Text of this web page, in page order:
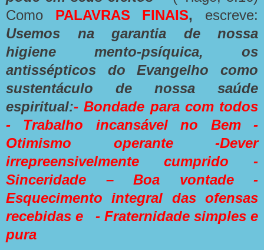
Como PALAVRAS FINAIS, escreve:
Usemos na garantia de nossa
higiene mento-psíquica, os
antissépticos do Evangelho como
sustentáculo de nossa saúde
espiritual:- Bondade para com todos
- Trabalho incansável no Bem -
Otimismo operante -Dever
irrepreensivelmente cumprido -
Sinceridade – Boa vontade -
Esquecimento integral das ofensas
recebidas e - Fraternidade simples e
pura